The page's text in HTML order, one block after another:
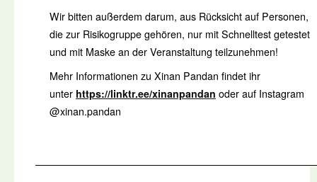
Wir bitten außerdem darum, aus Rücksicht auf Personen,
die zur Risikogruppe gehören, nur mit Schnelltest getestet
und mit Maske an der Veranstaltung teilzunehmen!
Mehr Informationen zu Xinan Pandan findet ihr
unter https://linktr.ee/xinanpandan oder auf Instagram
@xinan.pandan